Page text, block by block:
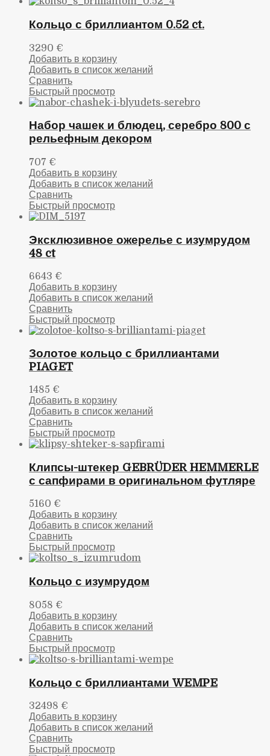
Кольцо с бриллиантом 0.52 ct.
3290 €
Добавить в корзину
Добавить в список желаний
Сравнить
Быстрый просмотр
Набор чашек и блюдец, серебро 800 с
рельефным декором
707 €
Добавить в корзину
Добавить в список желаний
Сравнить
Быстрый просмотр
Эксклюзивное ожерелье с изумрудом
48 ct
6643 €
Добавить в корзину
Добавить в список желаний
Сравнить
Быстрый просмотр
Золотое кольцо с бриллиантами
PIAGET
1485 €
Добавить в корзину
Добавить в список желаний
Сравнить
Быстрый просмотр
Клипсы-штекер GEBRÜDER HEMMERLE
с сапфирами в оригинальном футляре
5160 €
Добавить в корзину
Добавить в список желаний
Сравнить
Быстрый просмотр
Кольцо с изумрудом
8058 €
Добавить в корзину
Добавить в список желаний
Сравнить
Быстрый просмотр
Кольцо с бриллиантами WEMPE
32498 €
Добавить в корзину
Добавить в список желаний
Сравнить
Быстрый просмотр